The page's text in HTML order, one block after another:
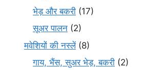
भेड़ और बकरी (17)
सूअर पालन (2)
मवेशियों की नस्लें(8)
गाय, भैंस, सुअर भेड़, बकरी (2)